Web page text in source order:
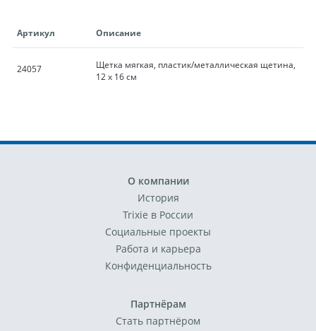
Артикул Описание
24057
Щетка мягкая, пластик/металлическая щетина,
12 x 16 см
О компании
История
Trixie в России
Социальные проекты
Работа и карьера
Конфиденциальность
Партнёрам
Стать партнёром